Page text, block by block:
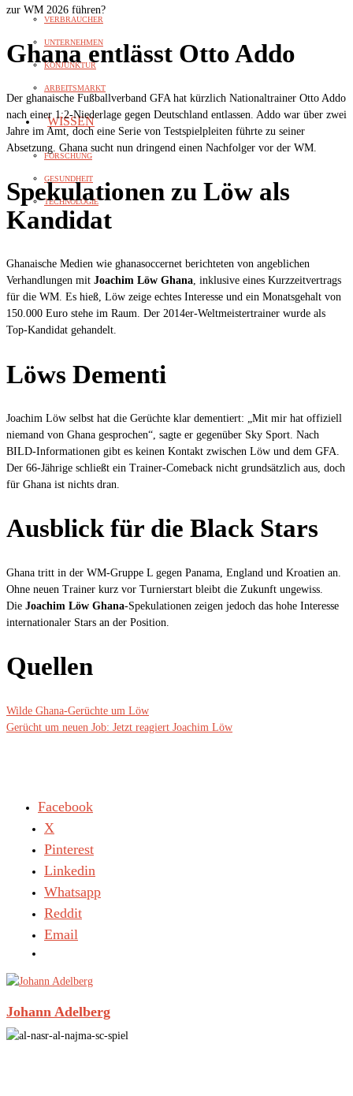
VERBRAUCHER
UNTERNEHMEN
KONJUNKTUR
ARBEITSMARKT
WISSEN
FORSCHUNG
GESUNDHEIT
TECHNOLOGIE
zur WM 2026 führen?
Ghana entlässt Otto Addo
Der ghanaische Fußballverband GFA hat kürzlich Nationaltrainer Otto Addo
nach einer 1:2-Niederlage gegen Deutschland entlassen. Addo war über zwei
Jahre im Amt, doch eine Serie von Testspielpleiten führte zu seiner
Absetzung. Ghana sucht nun dringend einen Nachfolger vor der WM.
Spekulationen zu Löw als
Kandidat
Ghanaische Medien wie ghanasoccernet berichteten von angeblichen
Verhandlungen mit Joachim Löw Ghana, inklusive eines Kurzzeitvertrags
für die WM. Es hieß, Löw zeige echtes Interesse und ein Monatsgehalt von
150.000 Euro stehe im Raum. Der 2014er-Weltmeistertrainer wurde als
Top-Kandidat gehandelt.
Löws Dementi
Joachim Löw selbst hat die Gerüchte klar dementiert: „Mit mir hat offiziell
niemand von Ghana gesprochen“, sagte er gegenüber Sky Sport. Nach
BILD-Informationen gibt es keinen Kontakt zwischen Löw und dem GFA.
Der 66-Jährige schließt ein Trainer-Comeback nicht grundsätzlich aus, doch
für Ghana ist nichts dran.
Ausblick für die Black Stars
Ghana tritt in der WM-Gruppe L gegen Panama, England und Kroatien an.
Ohne neuen Trainer kurz vor Turnierstart bleibt die Zukunft ungewiss.
Die Joachim Löw Ghana-Spekulationen zeigen jedoch das hohe Interesse
internationaler Stars an der Position.
Quellen
Wilde Ghana-Gerüchte um Löw
Gerücht um neuen Job: Jetzt reagiert Joachim Löw
Facebook
X
Pinterest
Linkedin
Whatsapp
Reddit
Email
Johann Adelberg